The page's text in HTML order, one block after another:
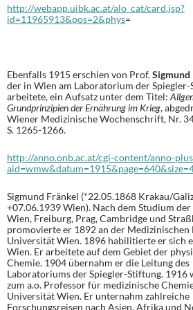
http://webapp.uibk.ac.at/alo_cat/card.jsp?
id=11965913&pos=2&phys=
Ebenfalls 1915 erschien von Prof.Sigmund
der in Wien am Laboratorium der
arbeitete, ein Aufsatz unter dem Titel:
Grundprinzipien der Ernährung im Krieg,
Wiener Medizinische Wochenschrift, Nr.
S. 1265-1266.
http://anno.onb.ac.at/cgi-content/anno-
Sigmund Fränkel (*22.05.1868 Krakau/
+07.06.1939 Wien). Nach dem Studium
Wien, Freiburg, Prag, Cambridge und
promovierte er 1892 an der Medizinischen
Universität Wien. 1896 habilitierte er sich
Wien. Er arbeitete auf dem Gebiet der
Chemie. 1904 übernahm er die Leitung des
Laboratoriums der Spiegler-Stiftung. 1916
zum a.o. Professor für medizinische
Universität Wien. Er unternahm zahlreiche
Forschungsreisen nach Asien, Afrika und